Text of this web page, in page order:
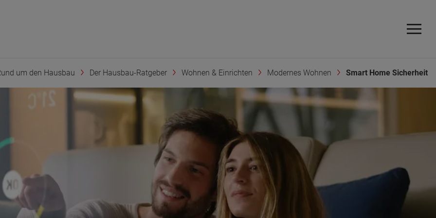
um den Hausbau Der Hausbau-Ratgeber Wohnen & Einrichten Modernes Wohnen Smart Home Sicherheit